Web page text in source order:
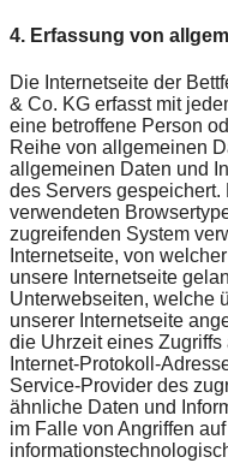
4. Erfassung von
Die Internetseite der
& Co. KG erfasst mit
eine betroffene Person
Reihe von allgemeinen
allgemeinen Daten und
des Servers
verwendeten
zugreifenden System
Internetseite, von
unsere Internetseite
Unterwebseiten, welche
unserer Internetseite
die Uhrzeit eines
Internet-Protokoll-
Service-Provider des
ähnliche Daten und
im Falle von Angriffen